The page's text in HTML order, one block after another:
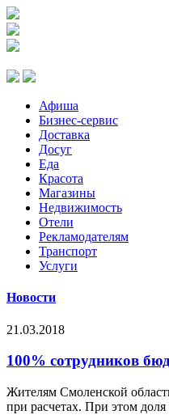
Афиша
Бизнес-сервис
Доставка
Досуг
Еда
Красота
Магазины
Недвижимость
Отели
Рекламодателям
Транспорт
Услуги
Новости
21.03.2018
100% сотрудников
Жителям Смоленской
при расчетах. При этом